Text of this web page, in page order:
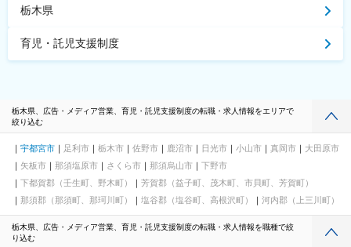
栃木県
育児・託児支援制度
栃木県、広告・メディア営業、育児・託児支援制度の転職・求人情報をエリアで
絞り込む
宇都宮市 足利市 栃木市 佐野市 鹿沼市 日光市 小山市 真岡市
大田原市
矢板市
那須塩原市 さくら市 那須烏山市
下野市
下都賀郡（壬生町、野木町）
芳賀郡（益子町、茂木町、市貝町、芳賀町）
那須郡（那須町、那珂川町）
塩谷郡（塩谷町、高根沢町） 河内郡（上三川町）
栃木県、広告・メディア営業、育児・託児支援制度の転職・求人情報を職種で絞
り込む